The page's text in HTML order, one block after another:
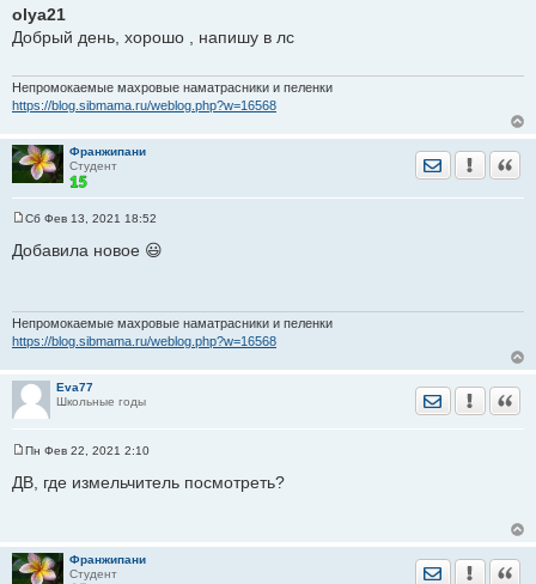
о
о
б
н
и
е
olya21
Добрый день, хорошо , напишу в лс
Непромокаемые махровые наматрасники и пеленки
https://blog.sibmama.ru/weblog.php?w=16568
Франжипани
Студент
Отправить
о
н
и
е
Сб Фев 13, 2021 18:52
Добавила новое 😃
Непромокаемые махровые наматрасники и пеленки
https://blog.sibmama.ru/weblog.php?w=16568
Eva77
Школьные годы
Отправить
о
о
н
и
е
Пн Фев 22, 2021 2:10
ДВ, где измельчитель посмотреть?
Франжипани
Студент
Отправить